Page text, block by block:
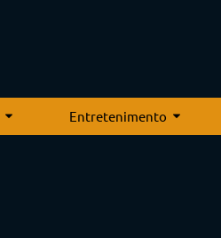
Entretenimento